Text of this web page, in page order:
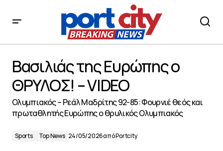
Βασιλιάς της Ευρώπης ο
ΘΡΥΛΟΣ! – VIDEO
Ολυμπιακός – Ρεάλ Μαδρίτης 92-85: Φουρνιέ θεός και
πρωταθλητής Ευρώπης ο θρυλικός Ολυμπιακός
Sports Top News 24/05/2026απόPortcity